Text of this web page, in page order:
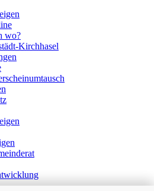
wo?
Kirchhasel